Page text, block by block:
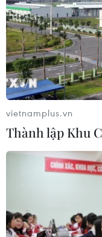
vietnamplus.vn
Thành lập Khu